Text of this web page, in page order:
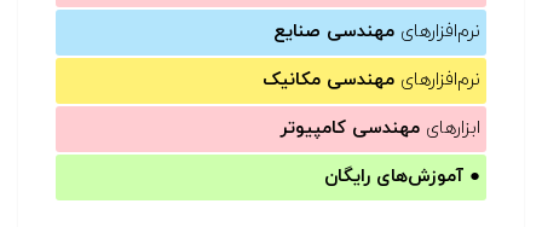
نرم‌افزارهای مهندسی صنایع
نرم‌افزارهای مهندسی مکانیک
ابزارهای مهندسی کامپیوتر
● آموزش‌های رایگان